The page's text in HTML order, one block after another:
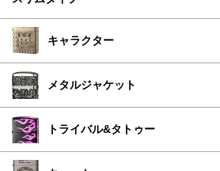
キャラクター
メタルジャケット
トライバル&タトゥー